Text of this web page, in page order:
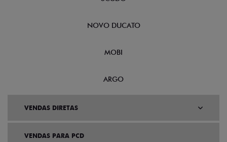
NOVO DUCATO
MOBI
ARGO
VENDAS DIRETAS
VENDAS PARA PCD